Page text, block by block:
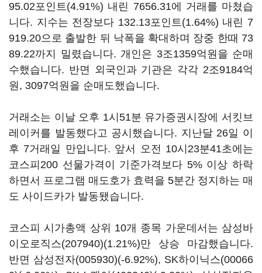
95.02포인트(4.91%) 내린 7656.31에 거래를 마쳤습
니다. 지수는 전장보다 132.13포인트(1.64%) 내린 7
919.20으로 출발한 뒤 낙폭을 확대하며 장중 한때 73
89.22까지 밀렸습니다. 개인은 3조1359억원을 순매
수했습니다. 반면 외국인과 기관은 각각 2조9184억
원, 3097억원을 순매도했습니다.
거래소는 이날 오후 1시51분 유가증권시장에 서킷브
레이커를 발동했다고 공시했습니다. 지난달 26일 이
후 7거래일 만입니다. 앞서 오전 10시23분41초에는
코스피200 선물가격이 기준가격보다 5% 이상 하락
하면서 프로그램 매도호가 효력을 5분간 정지하는 매
도 사이드카가 발동됐습니다.
코스피 시가총액 상위 10개 종목 가운데서는 삼성바
이오로직스(207940)(1.21%)만 상승 마감했습니다.
반면 삼성전자(005930)(-6.92%), SK하이닉스(00066